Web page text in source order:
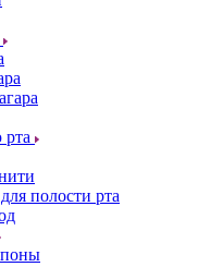
рта
полости рта